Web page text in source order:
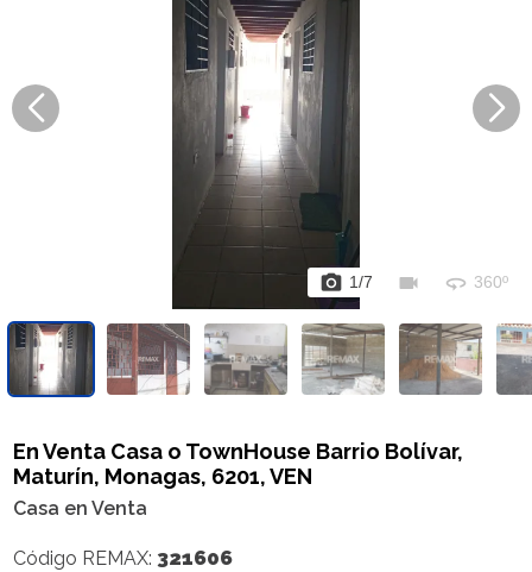
photo_camera 1/7 videocam 360 360º
En Venta Casa o TownHouse Barrio Bolívar,
Maturín, Monagas, 6201, VEN
Casa en Venta
Código REMAX: 321606